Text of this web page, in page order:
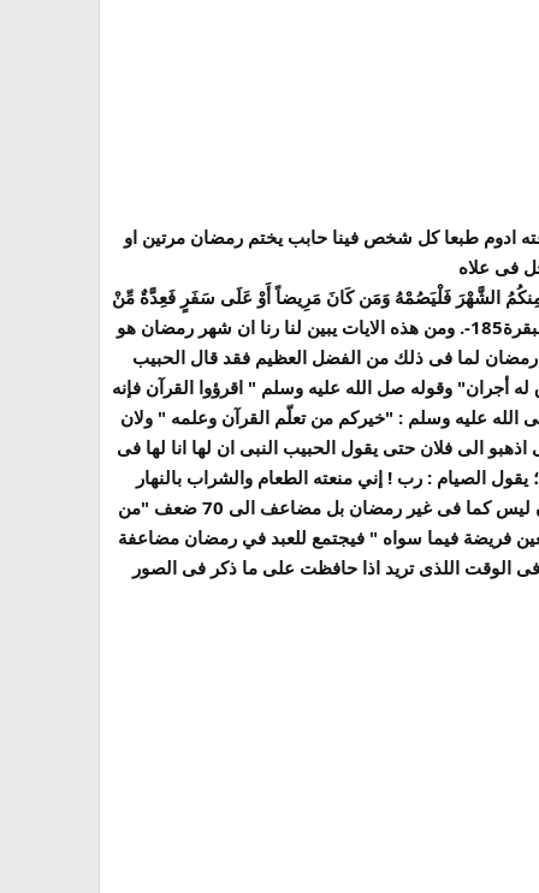
ادوم طبعا كل شخص فينا حابب يختم رمضان مرتين او
فى علاه
الشَّهْرَ فَلْيَصُمْهُ وَمَن كَانَ مَرِيضاً أَوْ عَلَى سَفَرٍ فَعِدَّةٌ مِّنْ
أَيَّامٍ أُخَرَ يُرِيدُ اللّهُ بِكُمُ الْيُسْرَ وَلاَ يُرِيدُ بِكُمُ الْعُسْرَ وَلِتُكْمِلُواْ الْعِدَّةَ وَلِتُكَبِّرُواْ اللّهَ عَلَى مَا هَدَاكُمْ وَلَعَلَّكُمْ تَشْكُرُونَ} البقرة185-. ومن هذه الايات يبين لنا رنا ان شهر رمضان هو
لما فى ذلك من الفضل العظيم فقد قال الحبيب
أجران" وقوله صل الله عليه وسلم " اقرؤوا القرآن فإنه
الله عليه وسلم : "خيركم من تعلّم القرآن وعلمه " ولان
الى فلان حتى يقول الحبيب النبى ان لها انا لها فى
الصيام : رب ! إني منعته الطعام والشراب بالنهار
فشفعني فيه ، ويقول القرآن : رب ! إني منعته النوم بالليل فشفعني فيه ، فيشفعان" كما ان العمل فى رمضان ليس كما فى غير رمضان بل مضاعف الى 70 ضعف "من
فريضة فيما سواه " فيجتمع للعبد في رمضان مضاعفة
الوقت اللذى تريد اذا حافظت على ما ذكر فى الصور